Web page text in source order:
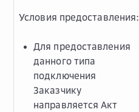
Условия предоставления:
Для предоставления
данного типа
подключения
Заказчику
направляется Акт